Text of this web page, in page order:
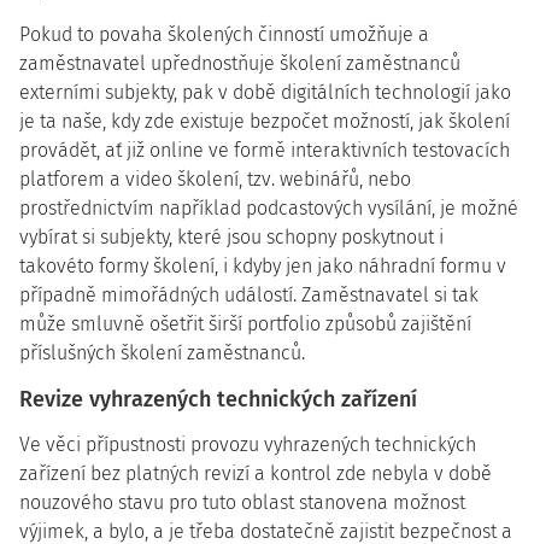
Pokud to povaha školených činností umožňuje a
zaměstnavatel upřednostňuje školení zaměstnanců
externími subjekty, pak v době digitálních technologií jako
je ta naše, kdy zde existuje bezpočet možností, jak školení
provádět, ať již online ve formě interaktivních testovacích
platforem a video školení, tzv. webinářů, nebo
prostřednictvím například podcastových vysílání, je možné
vybírat si subjekty, které jsou schopny poskytnout i
takovéto formy školení, i kdyby jen jako náhradní formu v
případně mimořádných událostí. Zaměstnavatel si tak
může smluvně ošetřit širší portfolio způsobů zajištění
příslušných školení zaměstnanců.
Revize vyhrazených technických zařízení
Ve věci přípustnosti provozu vyhrazených technických
zařízení bez platných revizí a kontrol zde nebyla v době
nouzového stavu pro tuto oblast stanovena možnost
výjimek, a bylo, a je třeba dostatečně zajistit bezpečnost a